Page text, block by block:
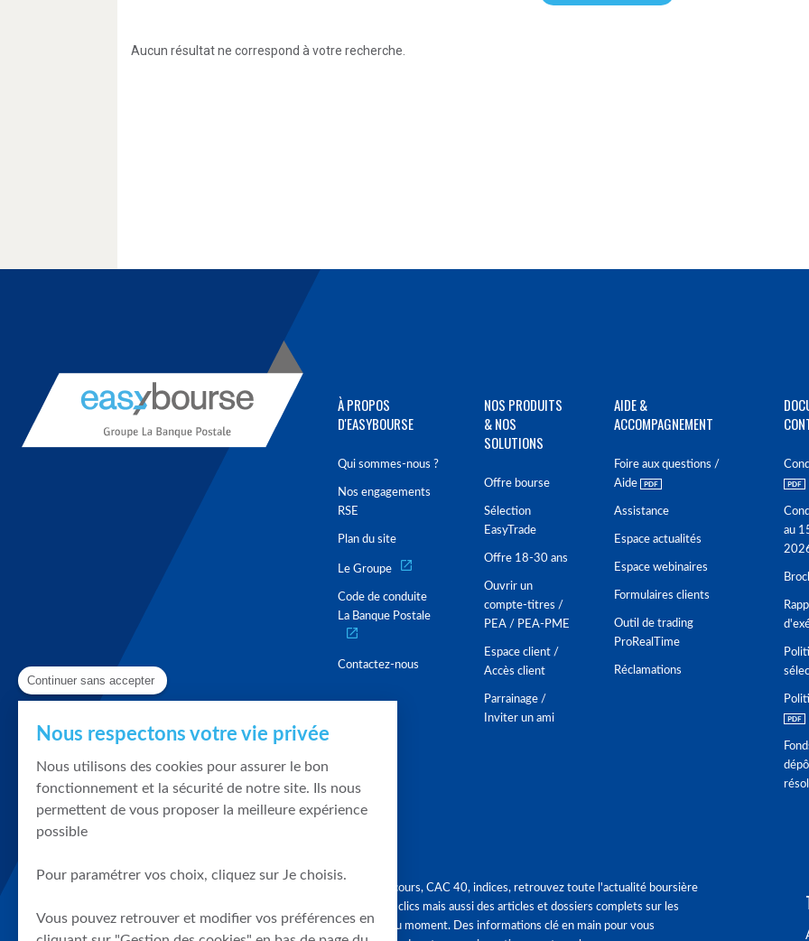
Aucun résultat ne correspond à votre recherche.
À PROPOS
D'EASYBOURSE
Qui sommes-nous ?
Nos engagements
RSE
Plan du site
Le Groupe
Code de conduite
La Banque Postale
Contactez-nous
NOS PRODUITS
& NOS
SOLUTIONS
Offre bourse
Sélection
EasyTrade
Offre 18-30 ans
Ouvrir un
compte-titres /
PEA / PEA-PME
Espace client /
Accès client
Parrainage /
Inviter un ami
AIDE &
ACCOMPAGNEMENT
Foire aux questions /
Aide
Assistance
Espace actualités
Espace webinaires
Formulaires clients
Outil de trading
ProRealTime
Réclamations
au
Graphique, cours, CAC 40, indices, retrouvez toute l'actualité boursière
en quelques clics mais aussi des articles et dossiers complets sur les
tendances du moment. Des informations clé en main pour vous
Continuer sans accepter
Nous respectons votre vie privée
Nous utilisons des cookies pour assurer le bon
fonctionnement et la sécurité de notre site. Ils nous
permettent de vous proposer la meilleure expérience
possible
Pour paramétrer vos choix, cliquez sur Je choisis.
Vous pouvez retrouver et modifier vos préférences en